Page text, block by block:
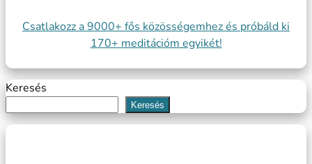
Csatlakozz a 9000+ fős közösségemhez és próbáld ki
170+ meditációm egyikét!
Keresés
Keresés